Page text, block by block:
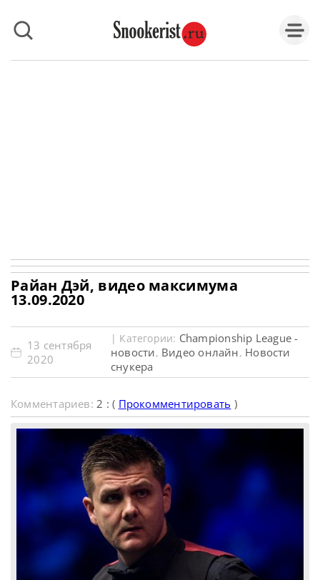
Райан Дэй, видео максимума
13.09.2020
13 сентября
2020
| Категории: Championship League -
новости, Видео онлайн, Новости
снукера
Комментариев:2 : ( Прокомментировать )